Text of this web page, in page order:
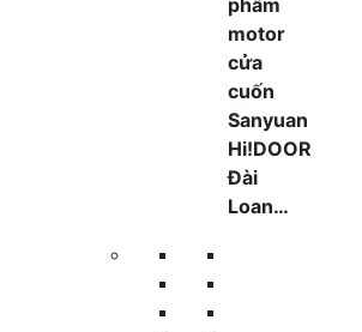
phẩm
motor
cửa
cuốn
Sanyuan
Hi!DOOR
Đài
Loan…